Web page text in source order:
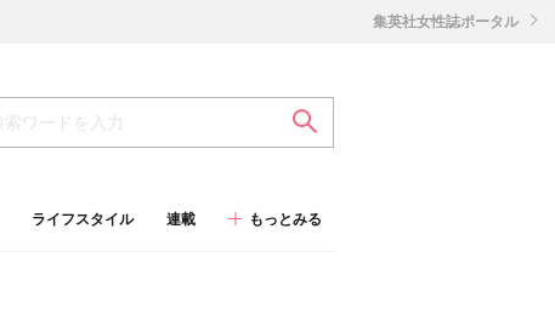
ライフスタイル 連載 もっとみる
集英社女性誌ポータル